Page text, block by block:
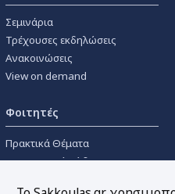
Σεμινάρια
Τρέχουσες εκδηλώσεις
Ανακοινώσεις
View on demand
Φοιτητές
Πρακτικά Θέματα
Οικονομικοί Κώδικες